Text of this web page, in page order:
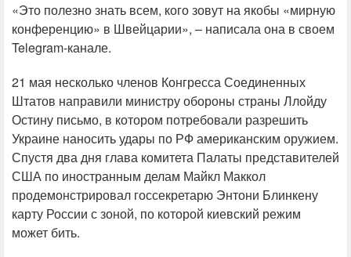
«Это полезно знать всем, кого зовут на якобы «мирную
конференцию» в Швейцарии», – написала она в своем
Telegram-канале.
21 мая несколько членов Конгресса Соединенных
Штатов направили министру обороны страны Ллойду
Остину письмо, в котором потребовали разрешить
Украине наносить удары по РФ американским оружием.
Спустя два дня глава комитета Палаты представителей
США по иностранным делам Майкл Маккол
продемонстрировал госсекретарю Энтони Блинкену
карту России с зоной, по которой киевский режим
может бить.